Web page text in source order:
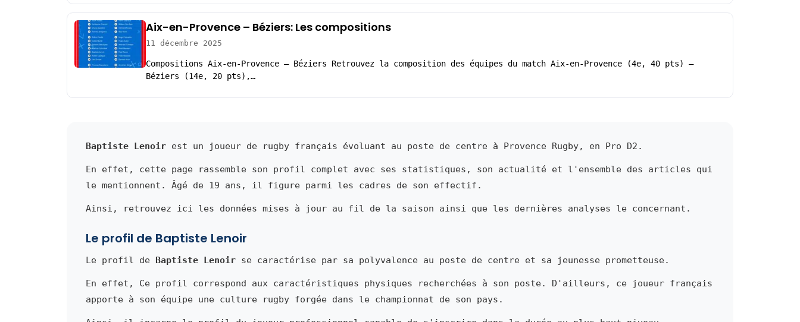
Aix-en-Provence – Béziers: Les compositions
11 décembre 2025
Compositions Aix-en-Provence – Béziers Retrouvez la composition des équipes du match Aix-en-Provence (4e, 40 pts) –
Béziers (14e, 20 pts),…
Baptiste Lenoir est un joueur de rugby français évoluant au poste de centre à Provence Rugby, en Pro D2.
En effet, cette page rassemble son profil complet avec ses statistiques, son actualité et l'ensemble des articles qui
le mentionnent. Âgé de 19 ans, il figure parmi les cadres de son effectif.
Ainsi, retrouvez ici les données mises à jour au fil de la saison ainsi que les dernières analyses le concernant.
Le profil de Baptiste Lenoir
Le profil de Baptiste Lenoir se caractérise par sa polyvalence au poste de centre et sa jeunesse prometteuse.
En effet, Ce profil correspond aux caractéristiques physiques recherchées à son poste. D'ailleurs, ce joueur français
apporte à son équipe une culture rugby forgée dans le championnat de son pays.